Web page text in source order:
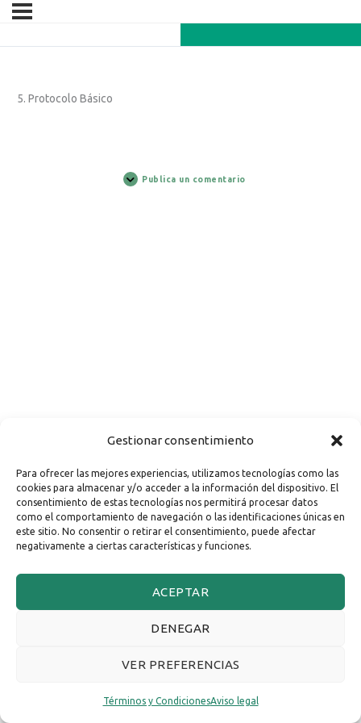
Gestionar consentimiento
Para ofrecer las mejores experiencias, utilizamos tecnologías como las
cookies para almacenar y/o acceder a la información del dispositivo. El
consentimiento de estas tecnologías nos permitirá procesar datos
como el comportamiento de navegación o las identificaciones únicas en
este sitio. No consentir o retirar el consentimiento, puede afectar
negativamente a ciertas características y funciones.
ACEPTAR
DENEGAR
VER PREFERENCIAS
Términos y CondicionesAviso legal
5. Protocolo Básico
Publica un comentario